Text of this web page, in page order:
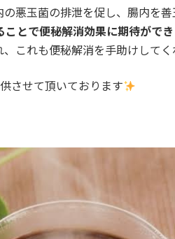
悪玉菌の排泄を促し、腸内を
ことで便秘解消効果に期待がで
これも便秘解消を手助けしてく
させて頂いております